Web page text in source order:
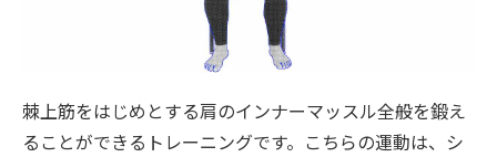
棘上筋をはじめとする肩のインナーマッスル全般を鍛え
ることができるトレーニングです。こちらの運動は、シ